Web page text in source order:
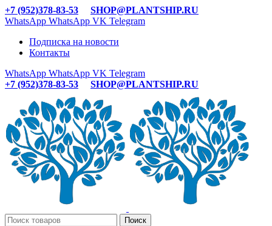
+7 (952)378-83-53
SHOP@PLANTSHIP.RU
WhatsApp WhatsApp VK Telegram
Подписка на новости
Контакты
WhatsApp WhatsApp VK Telegram
+7 (952)378-83-53
SHOP@PLANTSHIP.RU
Поиск